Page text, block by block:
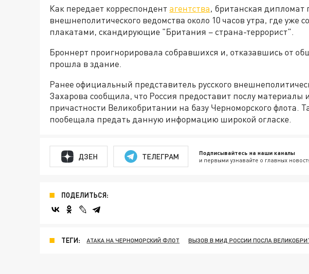
Как передает корреспондент агентства, британская
внешнеполитического ведомства около 10 часов утра, где уже
плакатами, скандирующие "Британия – страна-террорист".
Броннерт проигнорировала собравшихся и, отказавшись от
прошла в здание.
Ранее официальный представитель русского
Захарова сообщила, что Россия предоставит послу материалы
причастности Великобритании на базу Черноморского флота.
пообещала предать данную информацию широкой огласке.
ДЗЕН ТЕЛЕГРАМ Подписывайтесь на наши каналы
и первыми узнавайте о главных
ПОДЕЛИТЬСЯ:
ТЕГИ: АТАКА НА ЧЕРНОМОРСКИЙ ФЛОТ ВЫЗОВ В МИД РОССИИ ПОСЛА